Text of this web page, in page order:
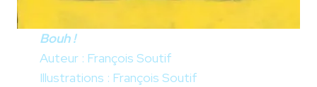
Bouh !
Auteur : François Soutif
Illustrations : François Soutif